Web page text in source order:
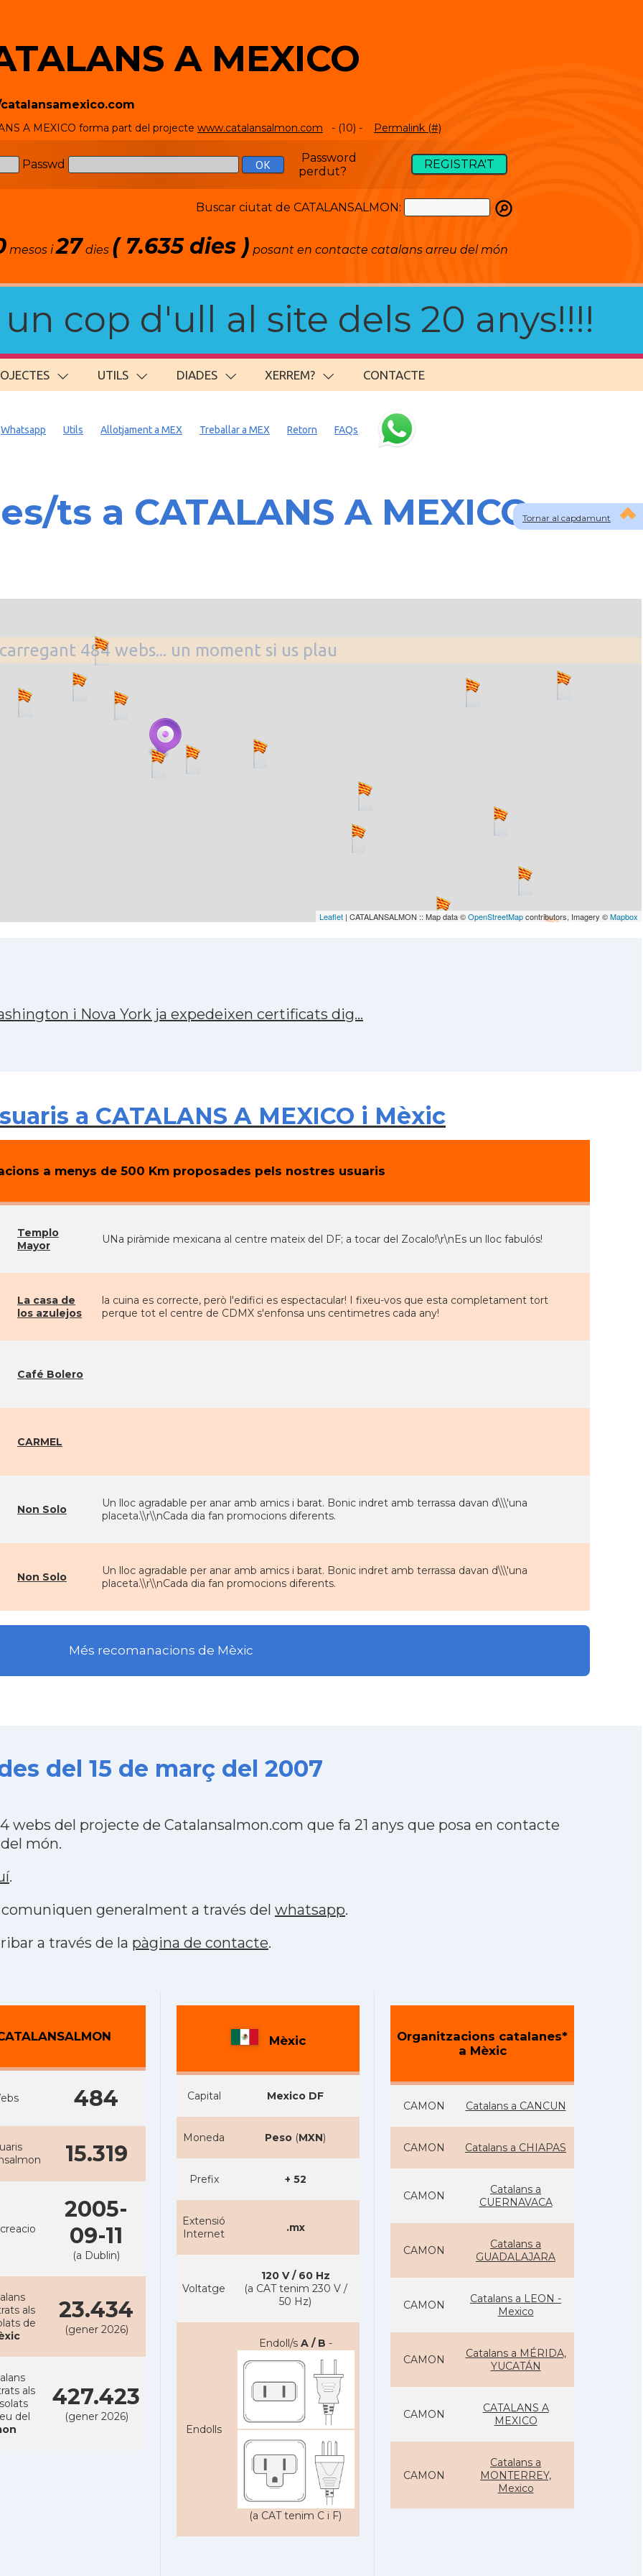
A MEXICO
A MEXICO forma part del projecte www.catalansalmon.com - (10) - Permalink (#)
Passwd
Password
perdut?
REGISTRA'T
Buscar ciutat de CATALANSALMON:
mesos i27 dies ( 7.635 dies ) posant en contacte catalans arreu del món
cop d'ull al site dels 20 anys!!!!
UTILS DIADES XERREM? CONTACTE
Tornar al capdamunt
Whatsapp Utils Allotjament a MEX Treballar a MEX Retorn FAQs
ts a CATALANS A MEXICO
484 webs... un moment si us plau
Leaflet | CATALANSALMON :: Map data ©OpenStreetMapcontributors, Imagery ©Mapbox
i Nova York ja expedeixen certificats dig...
a CATALANS A MEXICO i Mèxic
a menys de 500 Km proposades pels nostres usuaris
Templo
Mayor
UNa piràmide mexicana al centre mateix del DF; a tocar del Zocalo!\r\nEs un lloc fabulós!
La casa de
los azulejos
la cuina es correcte, però l'edifici es espectacular! I fixeu-vos que esta completament tort
perque tot el centre de CDMX s'enfonsa uns centimetres cada any!
Café Bolero
CARMEL
Non Solo
Un lloc agradable per anar amb amics i barat. Bonic indret amb terrassa davan d\\\'una
placeta.\\r\\nCada dia fan promocions diferents.
Non Solo
Un lloc agradable per anar amb amics i barat. Bonic indret amb terrassa davan d\\\'una
placeta.\\r\\nCada dia fan promocions diferents.
Més recomanacions de Mèxic
del 15 de març del 2007
webs del projecte de Catalansalmon.com que fa 21 anys que posa en contacte
món.
.
generalment a través del whatsapp.
a través de la pàgina de contacte.
484
15.319
2005-
09-11
(a Dublin)
als
de
23.434
(gener 2026)
als
del
427.423
(gener 2026)
Mèxic
Capital Mexico DF
Moneda Peso (MXN)
Prefix + 52
Extensió
Internet
.mx
Voltatge
120 V / 60 Hz
(a CAT tenim 230 V /
50 Hz)
Endolls
Endoll/s A / B -
(a CAT tenim C i F)
Organitzacions catalanes*
a Mèxic
CAMON Catalans a CANCUN
CAMON Catalans a CHIAPAS
CAMON
Catalans a
CUERNAVACA
CAMON
Catalans a
GUADALAJARA
CAMON
Catalans a LEON -
Mexico
CAMON
Catalans a MÉRIDA,
YUCATÁN
CAMON
CATALANS A
MEXICO
CAMON
Catalans a
MONTERREY,
Mexico